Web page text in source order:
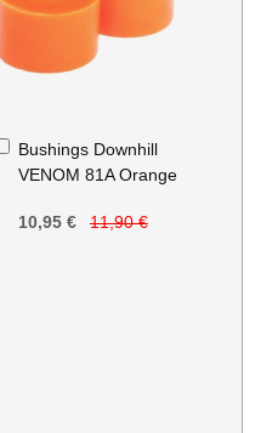
Bushings Downhill
VENOM 81A Orange
10,95 € 11,90 €
Ajouter
au
panier